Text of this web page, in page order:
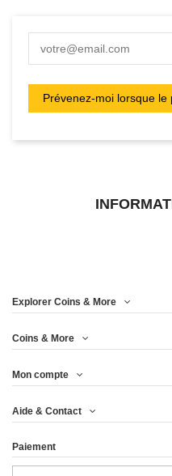
Explorer Coins & More
Coins & More
Mon compte
Aide & Contact
Paiement